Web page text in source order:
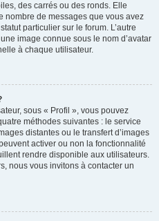
des carrés ou des ronds. Elle
nombre de messages que vous avez
particulier sur le forum. L’autre
image connue sous le nom d’avatar
à chaque utilisateur.
sous « Profil », vous pouvez
méthodes suivantes : le service
distantes ou le transfert d’images
activer ou non la fonctionnalité
rendre disponible aux utilisateurs.
nous vous invitons à contacter un